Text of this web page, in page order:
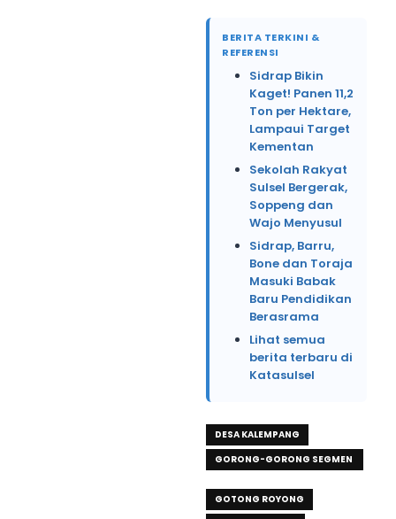
BERITA TERKINI &
REFERENSI
Sidrap Bikin
Kaget! Panen 11,2
Ton per Hektare,
Lampaui Target
Kementan
Sekolah Rakyat
Sulsel Bergerak,
Soppeng dan
Wajo Menyusul
Sidrap, Barru,
Bone dan Toraja
Masuki Babak
Baru Pendidikan
Berasrama
Lihat semua
berita terbaru di
Katasulsel
DESA KALEMPANG
GORONG-GORONG SEGMEN
GOTONG ROYONG